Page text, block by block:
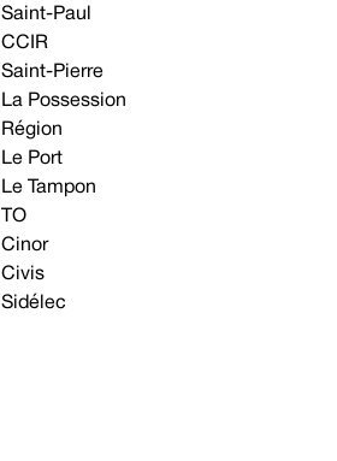
Saint-Paul
CCIR
Saint-Pierre
La Possession
Région
Le Port
Le Tampon
TO
Cinor
Civis
Sidélec